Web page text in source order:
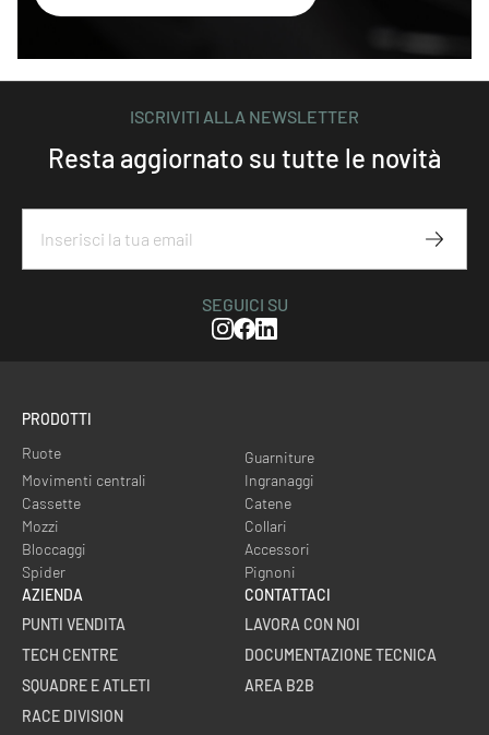
ISCRIVITI ALLA NEWSLETTER
Resta aggiornato su tutte le novità
Iscriviti
SEGUICI SU
Instagram
Facebook
Linkedin
PRODOTTI
Ruote
Guarniture
Movimenti centrali
Ingranaggi
Cassette
Catene
Mozzi
Collari
Bloccaggi
Accessori
Spider
Pignoni
AZIENDA
PUNTI VENDITA
TECH CENTRE
SQUADRE E ATLETI
RACE DIVISION
CONTATTACI
LAVORA CON NOI
DOCUMENTAZIONE TECNICA
AREA B2B